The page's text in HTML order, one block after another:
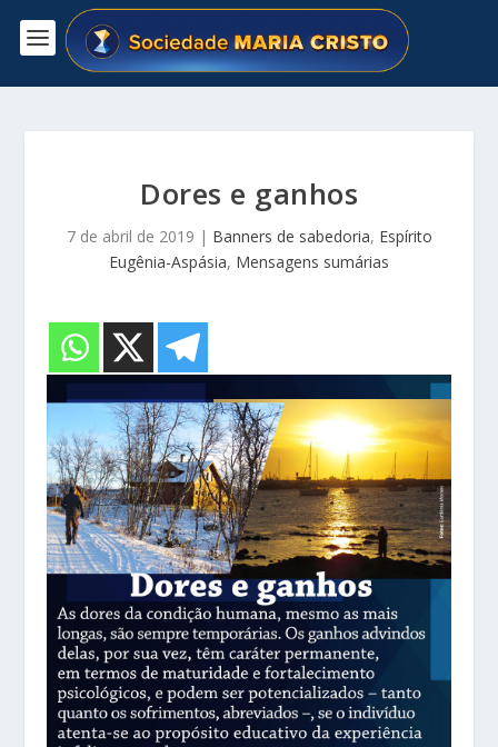
Dores e ganhos
7 de abril de 2019 | Banners de sabedoria, Espírito
Eugênia-Aspásia, Mensagens sumárias